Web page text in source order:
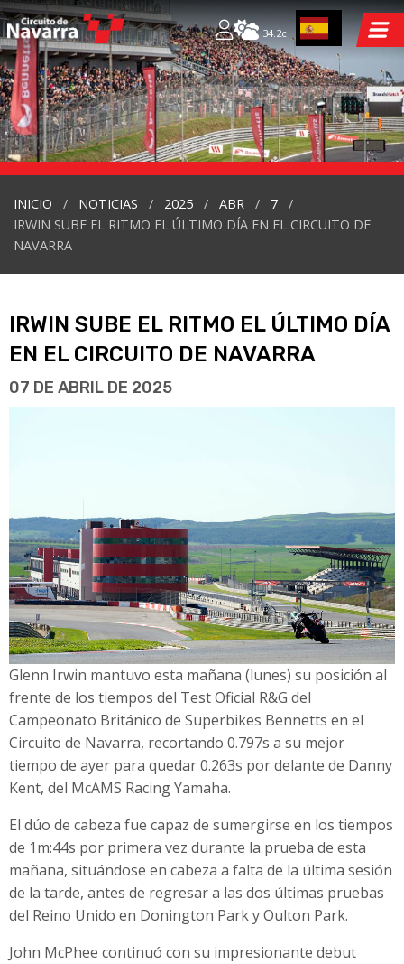
34.2c
INICIO NOTICIAS 2025 ABR
7
IRWIN SUBE EL RITMO EL ÚLTIMO DÍA EN EL CIRCUITO DE
NAVARRA
IRWIN SUBE EL RITMO EL ÚLTIMO DÍA
EN EL CIRCUITO DE NAVARRA
07 DE ABRIL DE 2025
Glenn Irwin mantuvo esta mañana (lunes) su posición al
frente de los tiempos del Test Oficial R&G del
Campeonato Británico de Superbikes Bennetts en el
Circuito de Navarra, recortando 0.797s a su mejor
tiempo de ayer para quedar 0.263s por delante de Danny
Kent, del McAMS Racing Yamaha.
El dúo de cabeza fue capaz de sumergirse en los tiempos
de 1m:44s por primera vez durante la prueba de esta
mañana, situándose en cabeza a falta de la última sesión
de la tarde, antes de regresar a las dos últimas pruebas
del Reino Unido en Donington Park y Oulton Park.
John McPhee continuó con su impresionante debut